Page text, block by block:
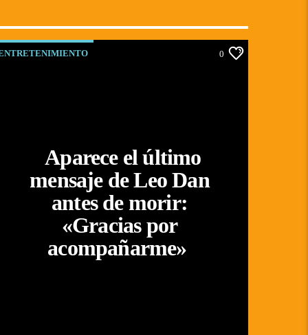
0
Aparece el último
mensaje de Leo Dan
antes de morir:
«Gracias por
acompañarme»